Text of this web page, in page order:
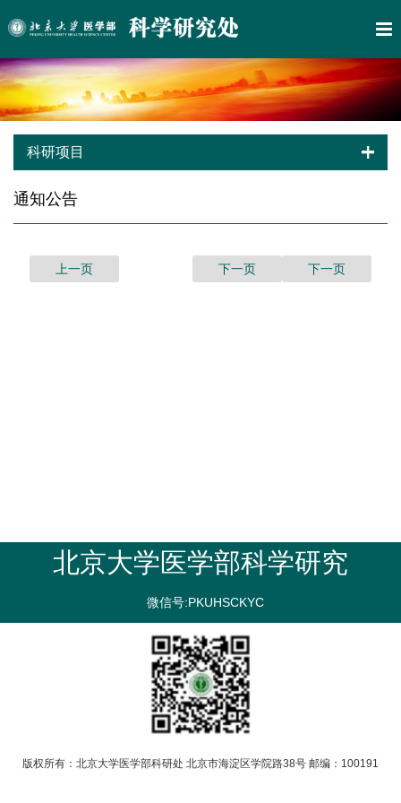
科研项目
通知公告
上一页 下一页
下一页
北京大学医学部科学研究
微信号:PKUHSCKYC
版权所有：北京大学医学部科研处 北京市海淀区学院路38号 邮编：100191